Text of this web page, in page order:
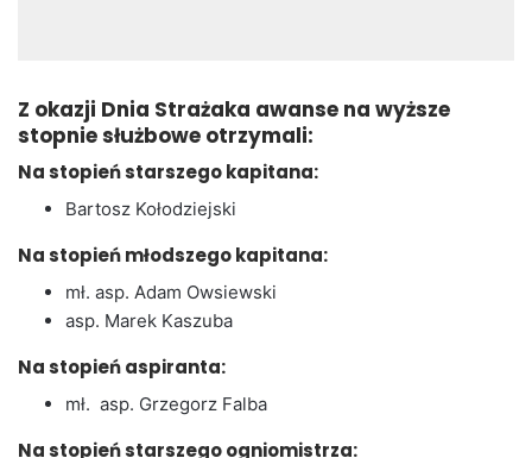
Z okazji Dnia Strażaka awanse na wyższe
stopnie służbowe otrzymali:
Na stopień starszego kapitana:
Bartosz Kołodziejski
Na stopień młodszego kapitana:
mł. asp. Adam Owsiewski
asp. Marek Kaszuba
Na stopień aspiranta:
mł. asp. Grzegorz Falba
Na stopień starszego ogniomistrza: